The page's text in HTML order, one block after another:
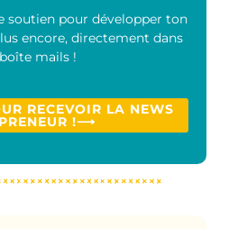
soutien pour développer ton
encore, directement dans
mails !
RECEVOIR LA NEWS
!⟶